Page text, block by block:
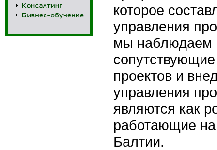
которое
управления
мы наблюдаем
проектов и
управления
являются как
работающие
Балтии.